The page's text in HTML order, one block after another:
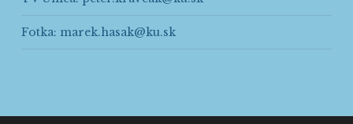
Fotka: marek.hasak@ku.sk